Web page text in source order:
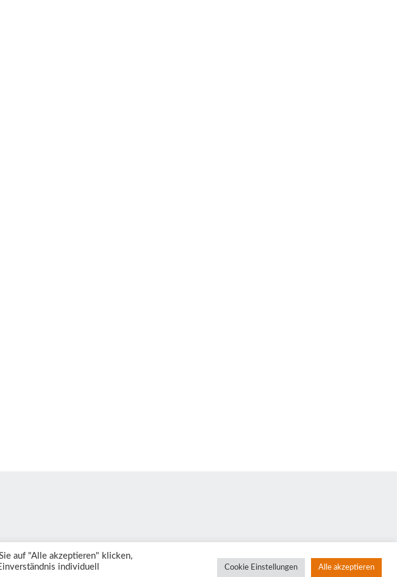
auf "Alle akzeptieren" klicken,
individuell
Cookie Einstellungen Alle akzeptieren